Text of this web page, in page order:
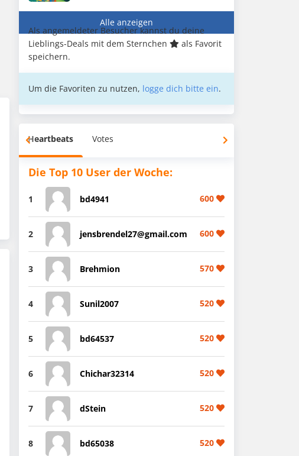
Alle anzeigen
Als angemeldeter Besucher kannst du deine
Lieblings-Deals mit dem Sternchen
als Favorit
speichern.
Um die Favoriten zu nutzen, logge dich bitte ein.
Heartbeats Votes
Die Top 10 User der Woche:
1 bd4941 600
2 jensbrendel27@gmail.com 600
3 Brehmion 570
4 Sunil2007 520
5 bd64537 520
6 Chichar32314 520
7 dStein 520
8 bd65038 520